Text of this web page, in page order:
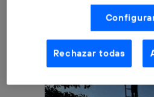
Nosotros, Telefónica S.A.,
realizar nuestras acciones de
(como se describe en este aviso
basadas en tu navegación en
aquí(solo cuando
internet habilitada ,
operadoras de telefonía
Rechazar todas